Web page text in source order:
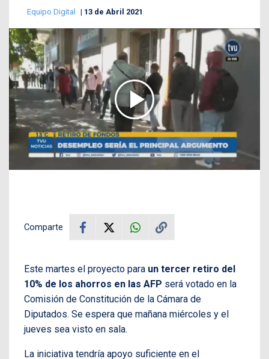
Equipo Digital 13 de Abril 2021
Comparte
Este martes el proyecto para un tercer retiro del
10% de los ahorros en las AFP será votado en la
Comisión de Constitución de la Cámara de
Diputados. Se espera que mañana miércoles y el
jueves sea visto en sala.
La iniciativa tendría apoyo suficiente en el